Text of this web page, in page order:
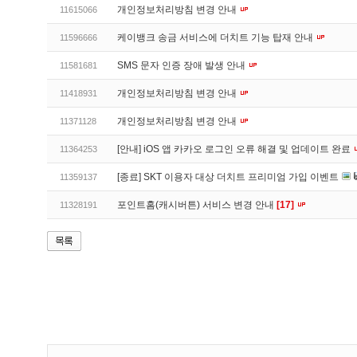
11615066 개인정보처리방침 변경 안내
11596666 케이뱅크 송금 서비스에 더치트 기능 탑재 안내
11581681 SMS 문자 인증 장애 발생 안내
11418931 개인정보처리방침 변경 안내
11371128 개인정보처리방침 변경 안내
11364253 [안내] iOS 앱 카카오 로그인 오류 해결 및 업데이트 완료
11359137 [종료] SKT 이용자 대상 더치트 프리미엄 가입 이벤트
11328191 포인트홈(캐시버튼) 서비스 변경 안내 [17]